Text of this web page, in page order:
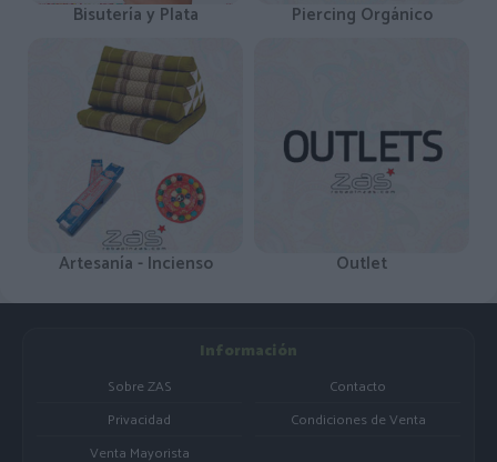
Bisutería y Plata Piercing Orgánico
Artesanía - Incienso Outlet
Información
Sobre ZAS
Contacto
Privacidad
Condiciones de Venta
Venta Mayorista